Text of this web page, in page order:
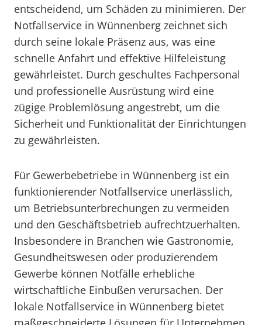
entscheidend, um Schäden zu minimieren. Der
Notfallservice in Wünnenberg zeichnet sich
durch seine lokale Präsenz aus, was eine
schnelle Anfahrt und effektive Hilfeleistung
gewährleistet. Durch geschultes Fachpersonal
und professionelle Ausrüstung wird eine
zügige Problemlösung angestrebt, um die
Sicherheit und Funktionalität der Einrichtungen
zu gewährleisten.
Für Gewerbebetriebe in Wünnenberg ist ein
funktionierender Notfallservice unerlässlich,
um Betriebsunterbrechungen zu vermeiden
und den Geschäftsbetrieb aufrechtzuerhalten.
Insbesondere in Branchen wie Gastronomie,
Gesundheitswesen oder produzierendem
Gewerbe können Notfälle erhebliche
wirtschaftliche Einbußen verursachen. Der
lokale Notfallservice in Wünnenberg bietet